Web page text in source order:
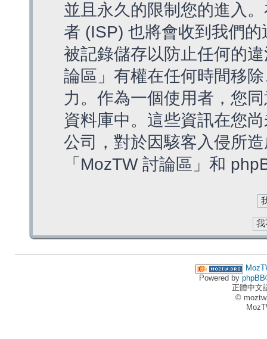
並且永久的限制您的進入
者 (ISP) 也將會收到我們
被記錄儲存以防止任何的
論區」有權在任何時間移
力。作為一個使用者，您
資料庫中。這些資訊在您
公司，對於因駭客入侵所
「MozTW 討論區」和
Powered by phpBB
正體中文
©